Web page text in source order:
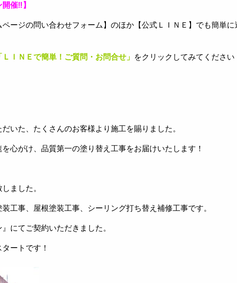
催‼】
ージの問い合わせフォーム】のほか【公式ＬＩＮＥ】でも簡単に
ＬＩＮＥで簡単！ご質問・お問合せ」 をクリックしてみてください
いた、たくさんのお客様より施工を賜りました。
心がけ、品質第一の塗り替え工事をお届けいたします！
ました。
工事、屋根塗装工事、シーリング打ち替え補修工事です。
にてご契約いただきました。
ートです！